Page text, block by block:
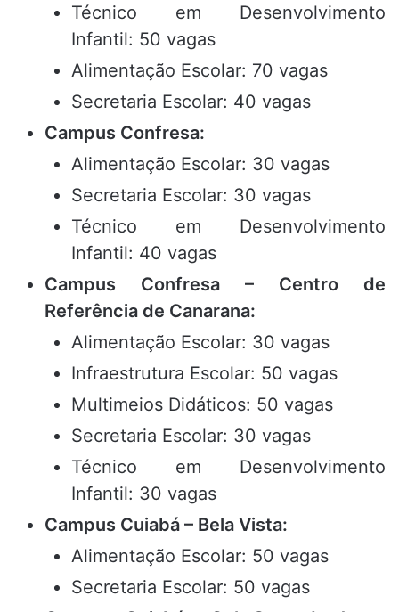
Técnico em Desenvolvimento
Infantil: 50 vagas
Alimentação Escolar: 70 vagas
Secretaria Escolar: 40 vagas
Campus Confresa:
Alimentação Escolar: 30 vagas
Secretaria Escolar: 30 vagas
Técnico em Desenvolvimento
Infantil: 40 vagas
Campus Confresa – Centro de
Referência de Canarana:
Alimentação Escolar: 30 vagas
Infraestrutura Escolar: 50 vagas
Multimeios Didáticos: 50 vagas
Secretaria Escolar: 30 vagas
Técnico em Desenvolvimento
Infantil: 30 vagas
Campus Cuiabá – Bela Vista:
Alimentação Escolar: 50 vagas
Secretaria Escolar: 50 vagas